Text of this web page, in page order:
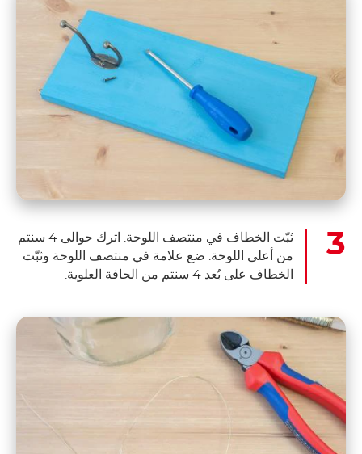
ثبّت الخطاف في منتصف اللوحة. اترك حوالى 4 سنتم
من أعلى اللوحة. ضع علامة في منتصف اللوحة وثبّت
الخطاف على بُعد 4 سنتم من الحافة العلوية.